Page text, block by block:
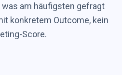
am häufigsten gefragt
konkretem Outcome, kein
Score.